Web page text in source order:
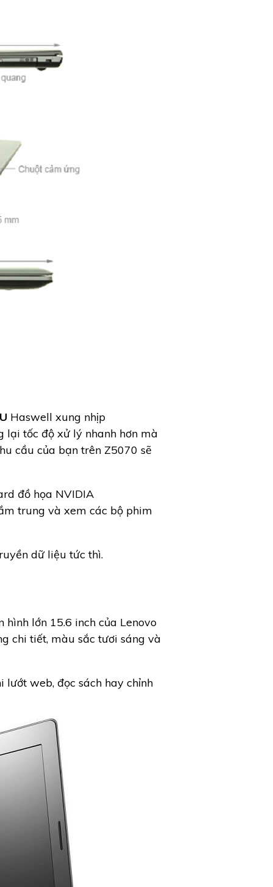
Haswell xung nhịp
lại tốc độ xử lý nhanh hơn mà
cầu của bạn trên Z5070 sẽ
đồ họa NVIDIA
trung và xem các bộ phim
dữ liệu tức thì.
lớn 15.6 inch của Lenovo
chi tiết, màu sắc tươi sáng và
lướt web, đọc sách hay chỉnh